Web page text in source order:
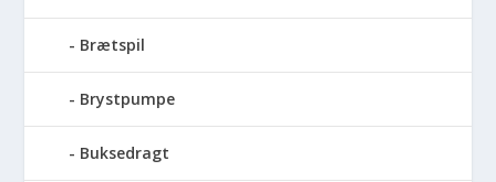
Brætspil
Brystpumpe
Buksedragt